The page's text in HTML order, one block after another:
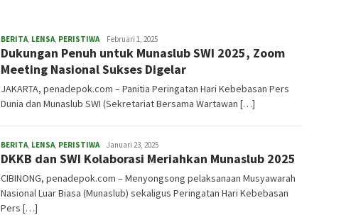
BERITA, LENSA, PERISTIWAadmin
Februari 1, 2025
Dukungan Penuh untuk Munaslub SWI 2025, Zoom
Meeting Nasional Sukses Digelar
JAKARTA, penadepok.com – Panitia Peringatan Hari Kebebasan Pers
Dunia dan Munaslub SWI (Sekretariat Bersama Wartawan […]
BERITA, LENSA, PERISTIWAadmin
Januari 23, 2025
DKKB dan SWI Kolaborasi Meriahkan Munaslub 2025
CIBINONG, penadepok.com – Menyongsong pelaksanaan Musyawarah
Nasional Luar Biasa (Munaslub) sekaligus Peringatan Hari Kebebasan
Pers […]